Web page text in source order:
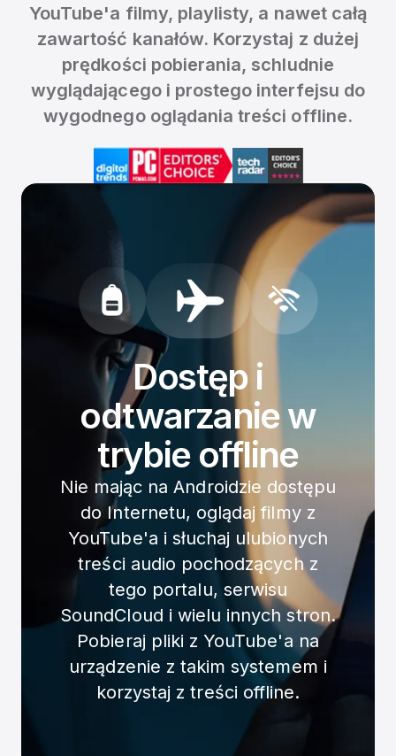
YouTube'a filmy, playlisty, a nawet całą
zawartość kanałów. Korzystaj z dużej
prędkości pobierania, schludnie
wyglądającego i prostego interfejsu do
wygodnego oglądania treści offline.
Dostęp i
odtwarzanie w
trybie offline
Nie mając na Androidzie dostępu
do Internetu, oglądaj filmy z
YouTube'a i słuchaj ulubionych
treści audio pochodzących z
tego portalu, serwisu
SoundCloud i wielu innych stron.
Pobieraj pliki z YouTube'a na
urządzenie z takim systemem i
korzystaj z treści offline.